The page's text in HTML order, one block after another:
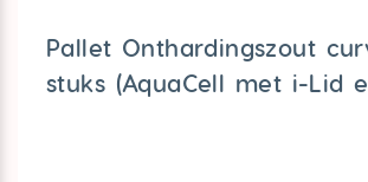
Pallet Onthardingszout
stuks (AquaCell met i-Lid